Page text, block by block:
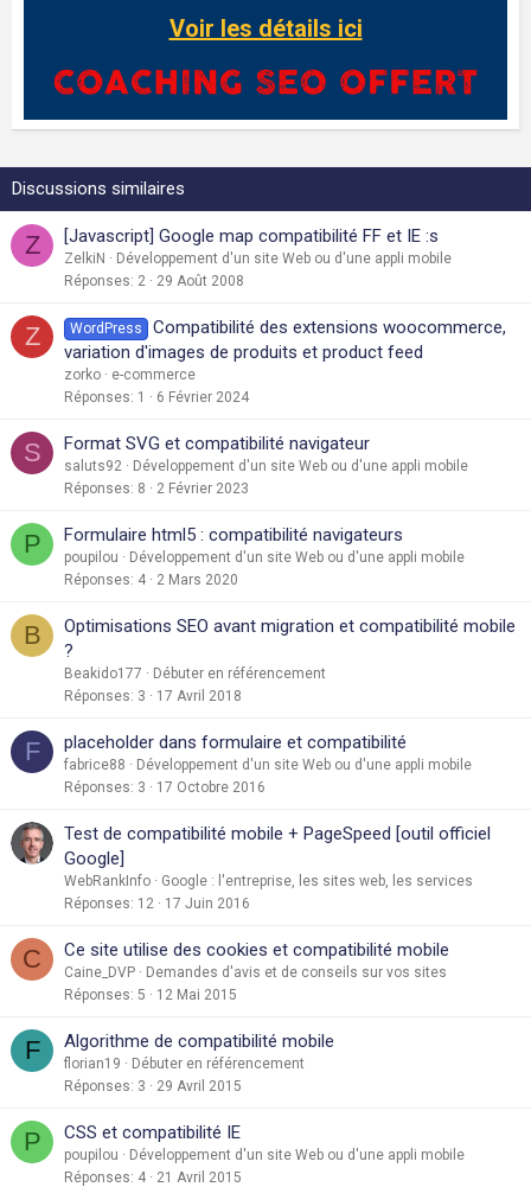
Voir les détails ici
Discussions similaires
Z [Javascript] Google map compatibilité FF et IE :s
ZelkiN
Développement d'un site Web ou d'une appli mobile
Réponses 2 29 Août 2008
Z WordPress
Compatibilité des extensions woocommerce,
variation d'images de produits et product feed
zorko
e-commerce
Réponses 1 6 Février 2024
S Format SVG et compatibilité navigateur
saluts92
Développement d'un site Web ou d'une appli mobile
Réponses 8 2 Février 2023
P Formulaire html5 : compatibilité navigateurs
poupilou
Développement d'un site Web ou d'une appli mobile
Réponses 4 2 Mars 2020
B
Optimisations SEO avant migration et compatibilité mobile
?
Beakido177
Débuter en référencement
Réponses 3 17 Avril 2018
F placeholder dans formulaire et compatibilité
fabrice88
Développement d'un site Web ou d'une appli mobile
Réponses 3 17 Octobre 2016
Test de compatibilité mobile + PageSpeed [outil officiel
Google]
WebRankInfo
Google : l'entreprise, les sites web, les services
Réponses 12 17 Juin 2016
C Ce site utilise des cookies et compatibilité mobile
Caine_DVP
Demandes d'avis et de conseils sur vos sites
Réponses 5 12 Mai 2015
F Algorithme de compatibilité mobile
florian19
Débuter en référencement
Réponses 3 29 Avril 2015
P CSS et compatibilité IE
poupilou
Développement d'un site Web ou d'une appli mobile
Réponses 4 21 Avril 2015